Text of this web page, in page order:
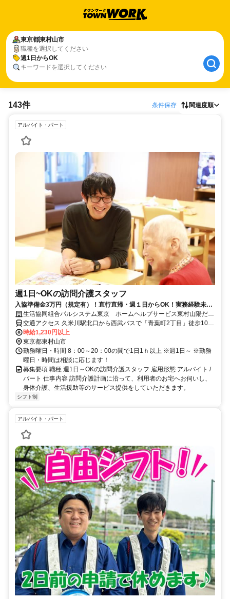
東京都東村山市
職種を選択してください
週1日からOK
キーワードを選択してください
143件 条件保存 関連度順
アルバイト・パート
週1日~OKの訪問介護スタッフ
入協準備金3万円（規定有）！直行直帰・週１日からOK！実務経験未経
験者・ブランクある方OK♪
生活協同組合パルシステム東京 ホームヘルプサービス東村山陽だま
り
交通アクセス 久米川駅北口から西武バスで「青葉町2丁目」徒歩10分
西武バス久11・久11 －１・久11 －２で青葉町２丁目下車後、青葉町
二丁目交差点を(株)あまいけ 青葉町店方面に渡っていただきます。 道
なりに進んでいただくと信号があります。 そこをファミリーマート
側に渡っていただき道なりに進んでいただくとございます。 近隣に
は西松屋チェーン東村山店、東村山市運動公園少年野球場などがあり
ます。
時給1,230円以上
東京都東村山市
勤務曜日・時間 8：00～20：00の間で1日1ｈ以上 ※週1日～ ※勤務
曜日・時間は相談に応じます！
募集要項 職種 週1日～OKの訪問介護スタッフ 雇用形態 アルバイト /
パート 仕事内容 訪問介護計画に沿って、利用者のお宅へお伺いし、
身体介護、生活援助等のサービス提供をしていただきます。
シフト制
アルバイト・パート